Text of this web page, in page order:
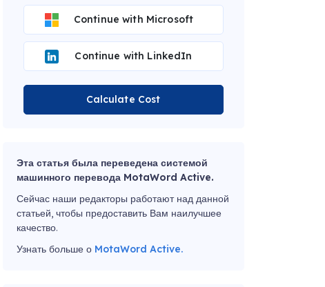
Continue with Microsoft
Continue with LinkedIn
Calculate Cost
Эта статья была переведена системой
машинного перевода MotaWord Active.
Сейчас наши редакторы работают над данной
статьей, чтобы предоставить Вам наилучшее
качество.
Узнать больше о MotaWord Active.